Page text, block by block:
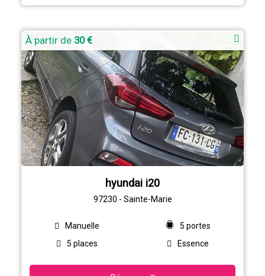
À partir de 30 €
hyundai i20
97230 - Sainte-Marie
Manuelle
5 portes
5 places
Essence